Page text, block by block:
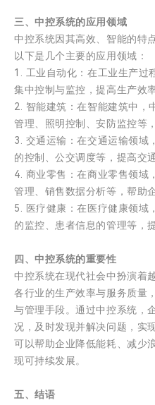
三、中控系统的应用领域
中控系统因其高效、智能的特
以下是几个主要的应用领域：
1. 工业自动化：在工业生产过
集中控制与监控，提高生产效
2. 智能建筑：在智能建筑中，
管理、照明控制、安防监控等
3. 交通运输：在交通运输领域
的控制、公交调度等，提高交
4. 商业零售：在商业零售领域
管理、销售数据分析等，帮助
5. 医疗健康：在医疗健康领域
的监控、患者信息的管理等，
四、中控系统的重要性
中控系统在现代社会中扮演着
各行业的生产效率与服务质量
与管理手段。通过中控系统，
况，及时发现并解决问题，实
可以帮助企业降低能耗、减少
现可持续发展。
五、结语